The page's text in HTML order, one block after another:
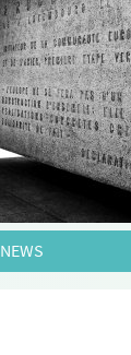
NEWS